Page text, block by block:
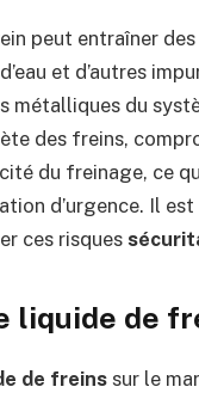
peut entraîner
et d’autres
métalliques du
des freins,
du freinage, ce
d’urgence. Il
ces risques
liquide de
de freins sur le